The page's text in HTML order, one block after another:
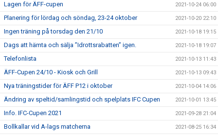
Lagen för ÄFF-cupen 2021-10-24 06:00
Planering för lördag och söndag, 23-24 oktober 2021-10-20 22:10
Ingen träning på torsdag den 21/10 2021-10-18 19:15
Dags att hämta och sälja ”Idrottsrabatten” igen. 2021-10-18 19:07
Telefonlista 2021-10-13 11:43
ÄFF-Cupen 24/10 - Kiosk och Grill 2021-10-13 09:43
Nya träningstider för ÄFF P12 i oktober 2021-10-04 14:06
Ändring av speltid/samlingstid och spelplats IFC Cupen 2021-10-01 13:45
Info. IFC-Cupen 2021 2021-09-28 21:04
Bollkallar vid A-lags matcherna 2021-08-25 16:34